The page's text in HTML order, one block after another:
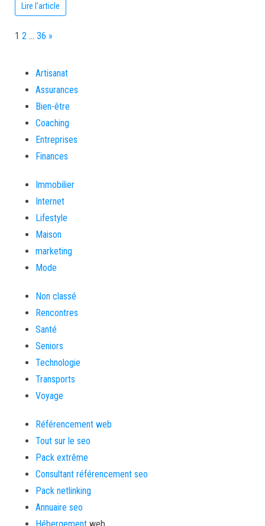
Lire l'article
Page:
1 2 … 36 Next
»
Artisanat
Assurances
Bien-être
Coaching
Entreprises
Finances
Immobilier
Internet
Lifestyle
Maison
marketing
Mode
Non classé
Rencontres
Santé
Seniors
Technologie
Transports
Voyage
Référencement web
Tout sur le seo
Pack extrême
Consultant référencement seo
Pack netlinking
Annuaire seo
Hébergement web